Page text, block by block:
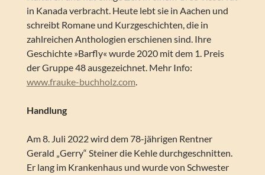
in Kanada verbracht. Heute lebt sie in Aachen und
schreibt Romane und Kurzgeschichten, die in
zahlreichen Anthologien erschienen sind. Ihre
Geschichte »Barfly« wurde 2020 mit dem 1. Preis
der Gruppe 48 ausgezeichnet. Mehr Info:
www.frauke-buchholz.com.
Handlung
Am 8. Juli 2022 wird dem 78-jährigen Rentner
Gerald „Gerry“ Steiner die Kehle durchgeschnitten.
Er lang im Krankenhaus und wurde von Schwester